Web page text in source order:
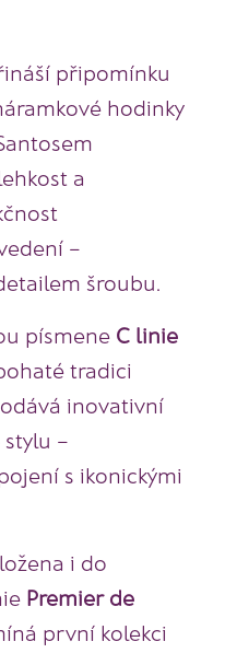
připomínku
hodinky
a
–
šroubu.
písmene C linie
tradici
inovativní
–
s ikonickými
i do
Premier de
první kolekci